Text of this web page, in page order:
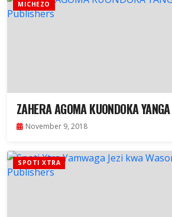
MICHEZO
ZAHERA AGOMA KUONDOKA YANGA
November 9, 2018
SPOTI XTRA